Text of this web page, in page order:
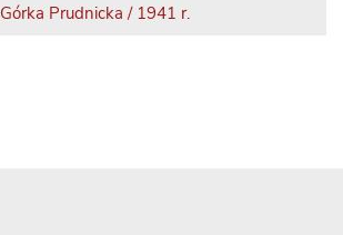
Górka Prudnicka / 1941 r.